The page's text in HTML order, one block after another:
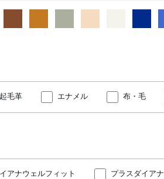
起毛革 エナメル 布・毛
アナウェルフィット プラスダイアナ